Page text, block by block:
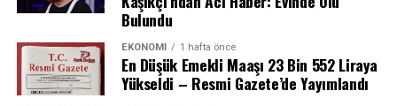
Bulundu
EKONOMI 1 hafta önce
En Düşük Emekli Maaşı 23 Bin 552 Liraya
Yükseldi – Resmi Gazete’de Yayımlandı